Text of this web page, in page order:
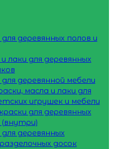
деревянных полов и
лаки для деревянных
деревянной мебели
масла и лаки для
игрушек и мебели
для деревянных
(внутри)
деревянных
досок